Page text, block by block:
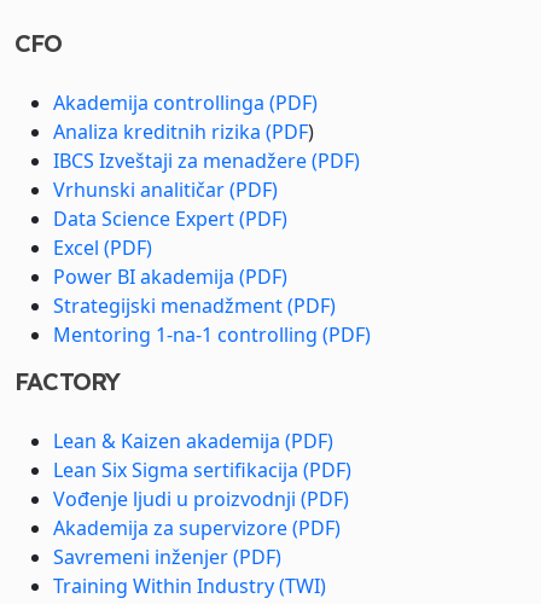
CFO
Akademija controllinga (PDF)
Analiza kreditnih rizika (PDF)
IBCS Izveštaji za menadžere (PDF)
Vrhunski analitičar (PDF)
Data Science Expert (PDF)
Excel (PDF)
Power BI akademija (PDF)
Strategijski menadžment (PDF)
Mentoring 1-na-1 controlling (PDF)
FACTORY
Lean & Kaizen akademija (PDF)
Lean Six Sigma sertifikacija (PDF)
Vođenje ljudi u proizvodnji (PDF)
Akademija za supervizore (PDF)
Savremeni inženjer (PDF)
Training Within Industry (TWI)